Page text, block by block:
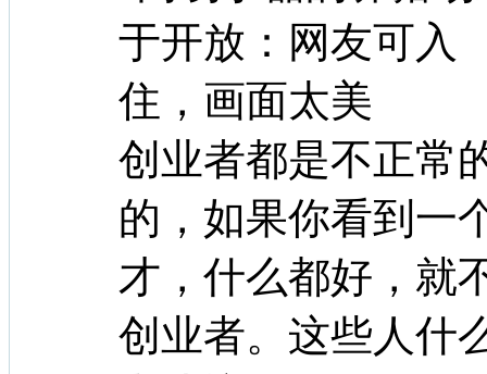
创业者都是不正常
的，如果你看到一
才，什么都好，就
创业者。这些人什